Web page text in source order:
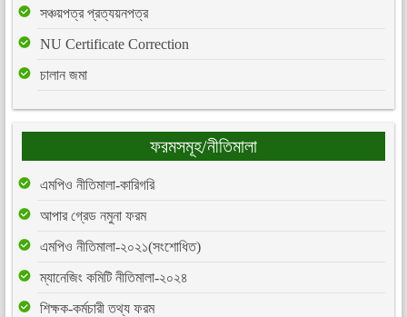
সঞ্চয়পত্র প্রত্যয়নপত্র
NU Certificate Correction
চালান জমা
ফরমসমূহ/নীতিমালা
এমপিও নীতিমালা-কারিগরি
আপার গ্রেড নমুনা ফরম
এমপিও নীতিমালা-২০২১(সংশোধিত)
ম্যানেজিং কমিটি নীতিমালা-২০২৪
শিক্ষক-কর্মচারী তথ্য ফরম